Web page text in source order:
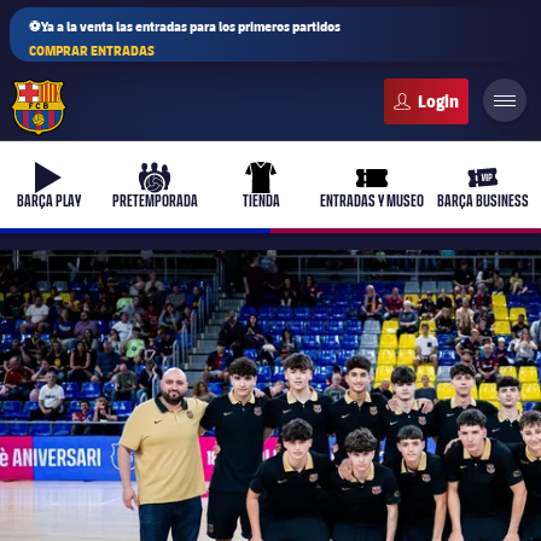
⚽Ya a la venta las entradas para los primeros partidos
COMPRAR ENTRADAS
b-play
BARÇA PLAY
culers-ball
PRETEMPORADA
uniform
TIENDA
ticket-full
ENTRADAS Y MUSEO
ticket-
BARÇA BUSINESS